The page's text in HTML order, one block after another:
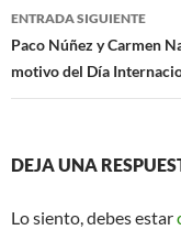
ENTRADA SIGUIENTE
Paco Núñez y Carmen
motivo del Día
DEJA UNA
Lo siento, debes estar